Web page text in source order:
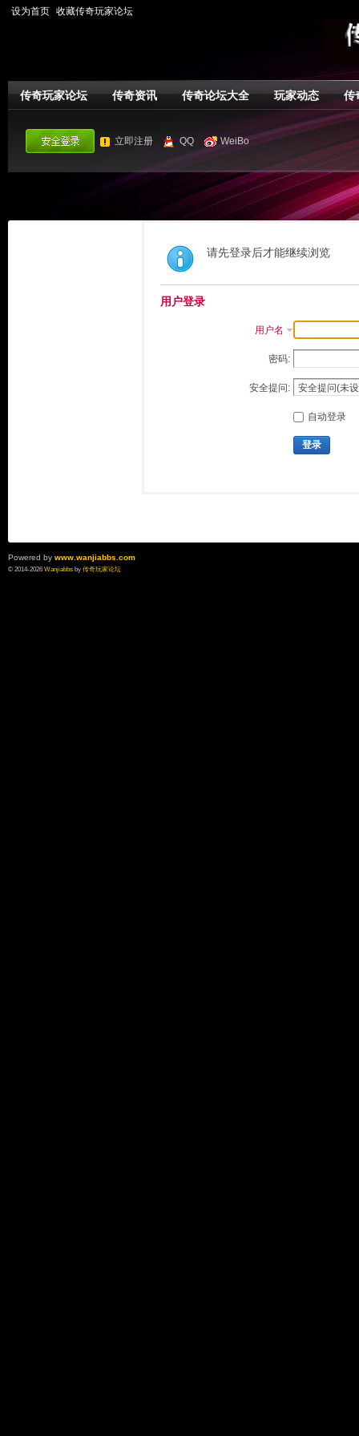
设为首页 收藏传奇玩家论坛
传奇玩家论坛 传奇资讯 传奇论坛大全 玩家动态 传
立即注册 QQ WeiBo
请先登录后才能继续浏览
用户登录
用户名
密码:
安全提问:
自动登录
登录
Powered by www.wanjiabbs.com
© 2014-2026 Wanjiabbsby 传奇玩家论坛